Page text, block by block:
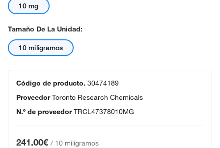
10 mg
Tamaño De La Unidad:
10 miligramos
Código de producto. 30474189
ProveedorToronto Research Chemicals
N.º de proveedor TRCL47378010MG
241.00€ / 10 miligramos